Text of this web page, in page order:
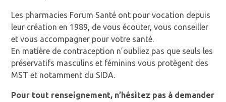
Les pharmacies Forum Santé ont pour vocation depuis
leur création en 1989, de vous écouter, vous conseiller
et vous accompagner pour votre santé.
En matière de contraception n’oubliez pas que seuls les
préservatifs masculins et féminins vous protègent des
MST et notamment du SIDA.
Pour tout renseignement, n’hésitez pas à demander